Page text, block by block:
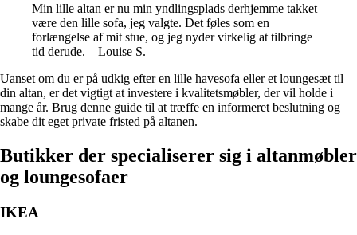
Min lille altan er nu min yndlingsplads derhjemme takket
være den lille sofa, jeg valgte. Det føles som en
forlængelse af mit stue, og jeg nyder virkelig at tilbringe
tid derude. – Louise S.
Uanset om du er på udkig efter en lille havesofa eller et loungesæt til
din altan, er det vigtigt at investere i kvalitetsmøbler, der vil holde i
mange år. Brug denne guide til at træffe en informeret beslutning og
skabe dit eget private fristed på altanen.
Butikker der specialiserer sig i altanmøbler
og loungesofaer
IKEA